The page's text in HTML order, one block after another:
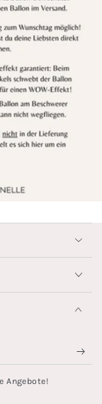
Angebote!